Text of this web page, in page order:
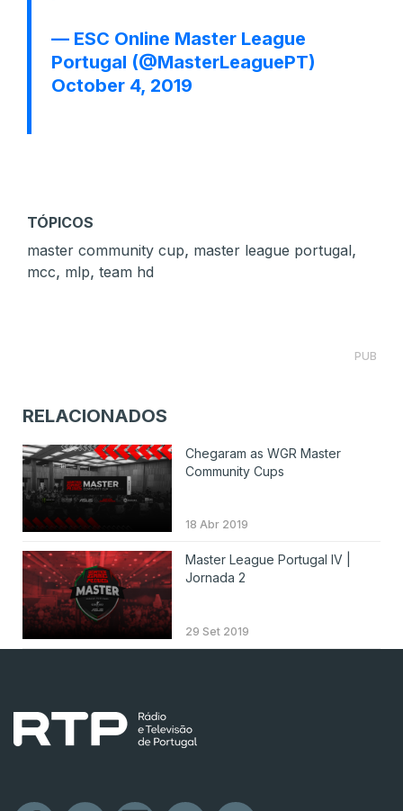
— ESC Online Master League
Portugal (@MasterLeaguePT)
October 4, 2019
TÓPICOS
master community cup, master league portugal,
mcc, mlp, team hd
PUB
RELACIONADOS
Chegaram as WGR Master
Community Cups
18 Abr 2019
Master League Portugal IV |
Jornada 2
29 Set 2019